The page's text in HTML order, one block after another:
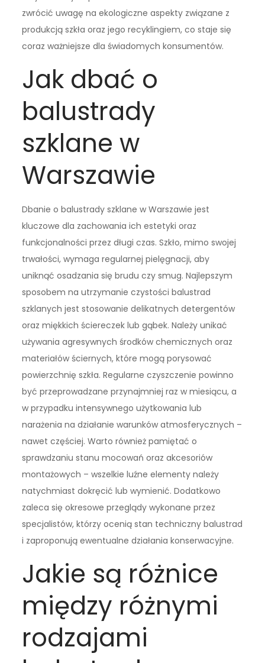
zwrócić uwagę na ekologiczne aspekty związane z
produkcją szkła oraz jego recyklingiem, co staje się
coraz ważniejsze dla świadomych konsumentów.
Jak dbać o
balustrady
szklane w
Warszawie
Dbanie o balustrady szklane w Warszawie jest
kluczowe dla zachowania ich estetyki oraz
funkcjonalności przez długi czas. Szkło, mimo swojej
trwałości, wymaga regularnej pielęgnacji, aby
uniknąć osadzania się brudu czy smug. Najlepszym
sposobem na utrzymanie czystości balustrad
szklanych jest stosowanie delikatnych detergentów
oraz miękkich ściereczek lub gąbek. Należy unikać
używania agresywnych środków chemicznych oraz
materiałów ściernych, które mogą porysować
powierzchnię szkła. Regularne czyszczenie powinno
być przeprowadzane przynajmniej raz w miesiącu, a
w przypadku intensywnego użytkowania lub
narażenia na działanie warunków atmosferycznych –
nawet częściej. Warto również pamiętać o
sprawdzaniu stanu mocowań oraz akcesoriów
montażowych – wszelkie luźne elementy należy
natychmiast dokręcić lub wymienić. Dodatkowo
zaleca się okresowe przeglądy wykonane przez
specjalistów, którzy ocenią stan techniczny balustrad
i zaproponują ewentualne działania konserwacyjne.
Jakie są różnice
między różnymi
rodzajami